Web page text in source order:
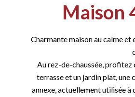
Maison
Charmante maison au calme
Au rez-de-chaussée, profitez
terrasse et un jardin plat, une
annexe, actuellement utilisée